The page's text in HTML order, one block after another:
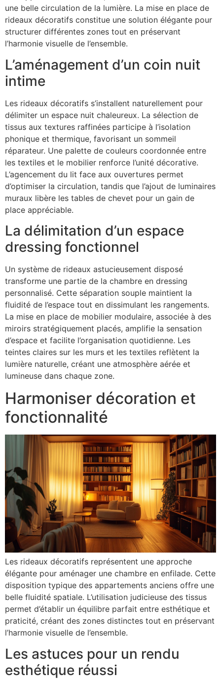
une belle circulation de la lumière. La mise en place de
rideaux décoratifs constitue une solution élégante pour
structurer différentes zones tout en préservant
l’harmonie visuelle de l’ensemble.
L’aménagement d’un coin nuit
intime
Les rideaux décoratifs s’installent naturellement pour
délimiter un espace nuit chaleureux. La sélection de
tissus aux textures raffinées participe à l’isolation
phonique et thermique, favorisant un sommeil
réparateur. Une palette de couleurs coordonnée entre
les textiles et le mobilier renforce l’unité décorative.
L’agencement du lit face aux ouvertures permet
d’optimiser la circulation, tandis que l’ajout de luminaires
muraux libère les tables de chevet pour un gain de
place appréciable.
La délimitation d’un espace
dressing fonctionnel
Un système de rideaux astucieusement disposé
transforme une partie de la chambre en dressing
personnalisé. Cette séparation souple maintient la
fluidité de l’espace tout en dissimulant les rangements.
La mise en place de mobilier modulaire, associée à des
miroirs stratégiquement placés, amplifie la sensation
d’espace et facilite l’organisation quotidienne. Les
teintes claires sur les murs et les textiles reflètent la
lumière naturelle, créant une atmosphère aérée et
lumineuse dans chaque zone.
Harmoniser décoration et
fonctionnalité
Les rideaux décoratifs représentent une approche
élégante pour aménager une chambre en enfilade. Cette
disposition typique des appartements anciens offre une
belle fluidité spatiale. L’utilisation judicieuse des tissus
permet d’établir un équilibre parfait entre esthétique et
praticité, créant des zones distinctes tout en préservant
l’harmonie visuelle de l’ensemble.
Les astuces pour un rendu
esthétique réussi